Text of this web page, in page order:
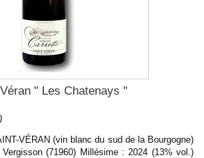
" Les Chatenays "
VÉRAN (vin blanc du sud de la Bourgogne)
Vergisson (71960) Millésime : 2024 (13% vol.)